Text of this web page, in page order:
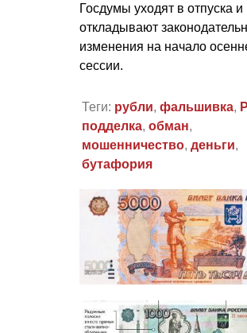
Госдумы уходят в отпуска и
откладывают
изменения на начало
сессии.
Теги: рубли, фальшивка,
подделка, обман,
мошенничество, деньги,
бутафория